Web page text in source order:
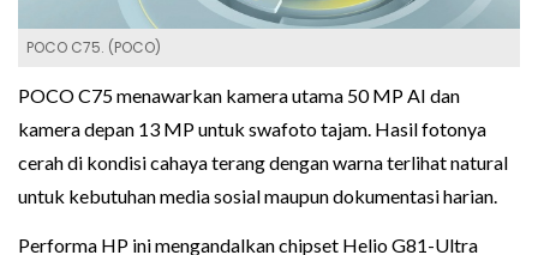
POCO C75. (POCO)
POCO C75 menawarkan kamera utama 50 MP AI dan
kamera depan 13 MP untuk swafoto tajam. Hasil fotonya
cerah di kondisi cahaya terang dengan warna terlihat natural
untuk kebutuhan media sosial maupun dokumentasi harian.
Performa HP ini mengandalkan chipset Helio G81-Ultra